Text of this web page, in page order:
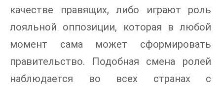
качестве правящих, либо играют роль
лояльной оппозиции, которая в любой
момент сама может сформировать
правительство. Подобная смена ролей
наблюдается во всех странах с